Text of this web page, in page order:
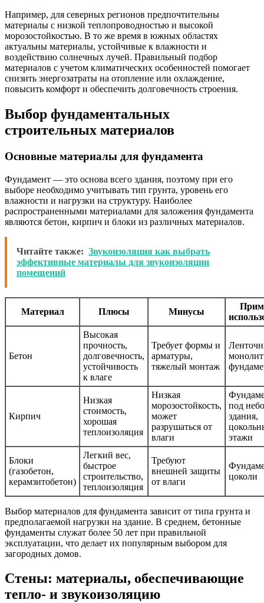
Например, для северных регионов предпочтительны
материалы с низкой теплопроводностью и высокой
морозостойкостью. В то же время в южных областях
актуальны материалы, устойчивые к влажности и
воздействию солнечных лучей. Правильный подбор
материалов с учетом климатических особенностей помогает
снизить энергозатраты на отопление или охлаждение,
повысить комфорт и обеспечить долговечность строения.
Выбор фундаментальных
строительных материалов
Основные материалы для фундамента
Фундамент — это основа всего здания, поэтому при его
выборе необходимо учитывать тип грунта, уровень его
влажности и нагрузки на структуру. Наиболее
распространенными материалами для заложения фундамента
являются бетон, кирпич и блоки из различных материалов.
Читайте также: Звукоизоляция как выбрать
эффективные материалы для звукоизоляции
помещений
Материал Плюсы Минусы
Бетон
Высокая
прочность,
долговечность,
устойчивость
к влаге
Требует формы и
арматуры,
тяжелый монтаж
Кирпич
Низкая
стоимость,
хорошая
теплоизоляция
Низкая
морозостойкость,
может
разрушаться от
влаги
под
здания,
этажи
Блоки
(газобетон,
керамзитобетон)
Легкий вес,
быстрое
строительство,
теплоизоляция
Требуют
внешней защиты
от влаги
цоколи
Выбор материалов для фундамента зависит от типа грунта и
предполагаемой нагрузки на здание. В среднем, бетонные
фундаменты служат более 50 лет при правильной
эксплуатации, что делает их популярным выбором для
загородных домов.
Стены: материалы, обеспечивающие
тепло- и звукоизоляцию